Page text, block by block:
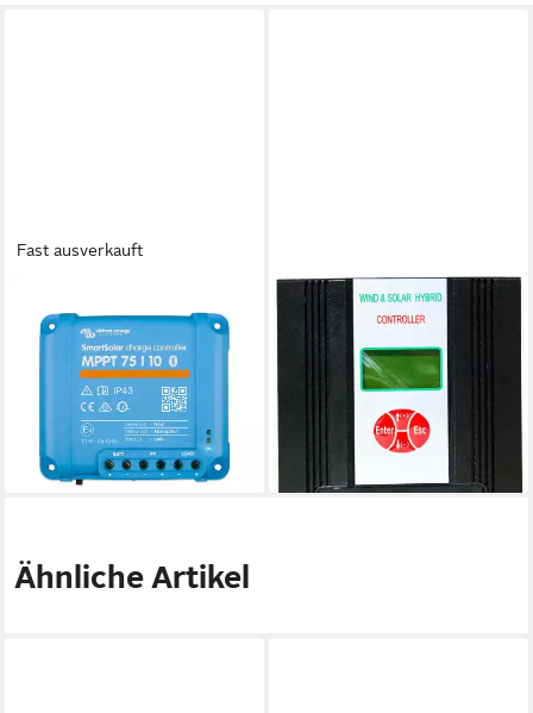
Fast ausverkauft
Solarladeregler Victron
Energy SmartSolar MPPT 75-
150V/10A-50A
ab 50,38 €
lieferbar - in 2-3 Werktagen bei dir
VICTRON ENERGY
Hybridladeregler All Round
400_12, Leistung maximal in
Watt: 400 (Wind), 150 (Solar)
236,64 €
UVP343,28 €
lieferbar - in 6-8 Werktagen bei dir
Ähnliche Artikel